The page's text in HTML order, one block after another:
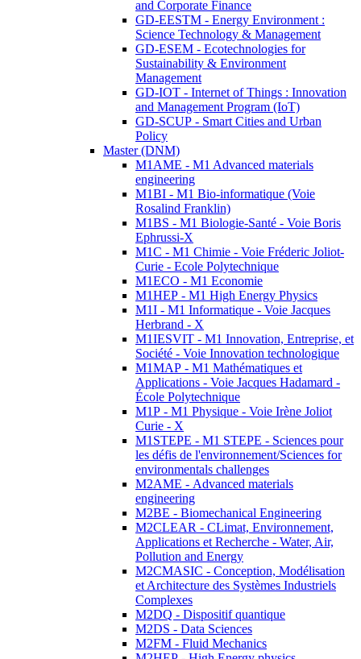
and Corporate Finance
GD-EESTM - Energy Environment :
Science Technology & Management
GD-ESEM - Ecotechnologies for
Sustainability & Environment
Management
GD-IOT - Internet of Things : Innovation
and Management Program (IoT)
GD-SCUP - Smart Cities and Urban
Policy
Master (DNM)
M1AME - M1 Advanced materials
engineering
M1BI - M1 Bio-informatique (Voie
Rosalind Franklin)
M1BS - M1 Biologie-Santé - Voie Boris
Ephrussi-X
M1C - M1 Chimie - Voie Fréderic Joliot-
Curie - Ecole Polytechnique
M1ECO - M1 Economie
M1HEP - M1 High Energy Physics
M1I - M1 Informatique - Voie Jacques
Herbrand - X
M1IESVIT - M1 Innovation, Entreprise, et
Société - Voie Innovation technologique
M1MAP - M1 Mathématiques et
Applications - Voie Jacques Hadamard -
École Polytechnique
M1P - M1 Physique - Voie Irène Joliot
Curie - X
M1STEPE - M1 STEPE - Sciences pour
les défis de l'environnement/Sciences for
environmentals challenges
M2AME - Advanced materials
engineering
M2BE - Biomechanical Engineering
M2CLEAR - CLimat, Environnement,
Applications et Recherche - Water, Air,
Pollution and Energy
M2CMASIC - Conception, Modélisation
et Architecture des Systèmes Industriels
Complexes
M2DQ - Dispositif quantique
M2DS - Data Sciences
M2FM - Fluid Mechanics